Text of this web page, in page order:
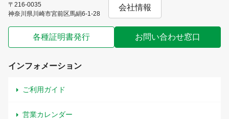
〒216-0035
神奈川県川崎市宮前区馬絹6-1-28
会社情報
各種証明書発行 お問い合わせ窓口
インフォメーション
ご利用ガイド
営業カレンダー